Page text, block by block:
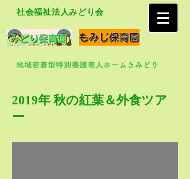
社会福祉法人みどり会
2019年 秋の紅葉＆外食ツア
ー